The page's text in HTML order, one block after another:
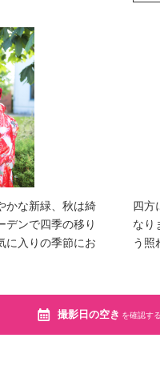
かな新緑、秋は綺
デンで四季の移り
に入りの季節にお
四方
なり
う照
撮影日の空き を確認す